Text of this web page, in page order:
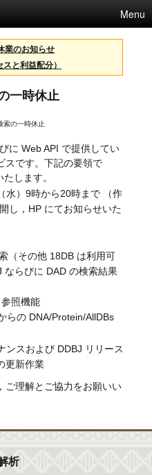
Menu
業のお知らせ
と利益配分）
の一時休止
索の一時休止
に Web API で提供してい
スです。下記の要領で
します。
水）9時から20時まで （作
し，HP にてお知らせいた
（その他 18DB は利用可
ならびに DAD の検索結果
照機能
らの DNA/Protein/AllDBs
ンスおよび DDBJ リリース
更新作業
ご理解とご協力をお願いい
析